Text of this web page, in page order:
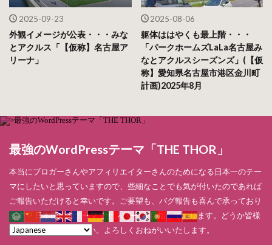
2025-09-23
外観イメージが公表・・・みな
とアクルス「【仮称】名古屋ア
リーナ」
2025-08-06
躯体ははやくも最上階・・・
「パークホームズLaLa名古屋み
なとアクルスシーズンズ」(【仮
称】愛知県名古屋市港区金川町
計画)2025年8月
最強のWordPressテーマ「THE THOR」
本当にブロガーさんやアフィリエイターさんのためになる日本一のテー
マにしたいと思っていますので、些細なことでも気が付いたのであれば
ご報告いただけると幸いです。ご要望も、バグ報告も喜んで承っており
ます！ 日本国内のテーマでナンバー1を目指しております。どうか皆様
のお力をお貸しください。よろしくおねがいいたします。